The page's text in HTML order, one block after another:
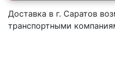
Доставка в г. Саратов
транспортными